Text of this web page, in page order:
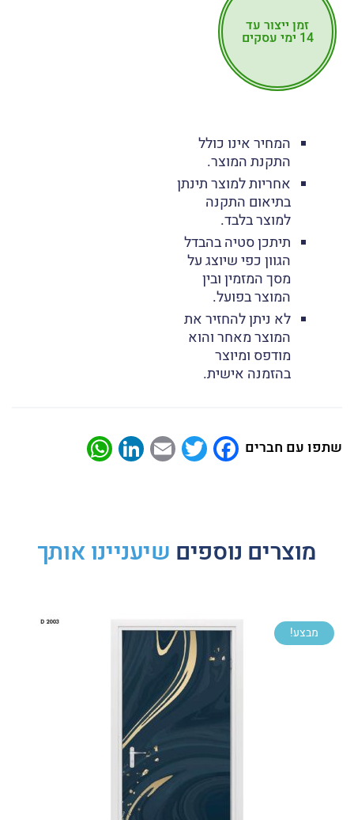
זמן ייצור עד
14 ימי עסקים
המחיר אינו כולל
התקנת המוצר.
אחריות למוצר תינתן
בתיאום התקנה
למוצר בלבד.
תיתכן סטיה בהבדל
הגוון כפי שיוצג על
מסך המזמין ובין
המוצר בפועל.
לא ניתן להחזיר את
המוצר מאחר והוא
מודפס ומיוצר
בהזמנה אישית.
שתפו עם חברים Facebook
Twitter
Email
LinkedIn
מוצרים נוספים שיעניינו אותך
מבצע!